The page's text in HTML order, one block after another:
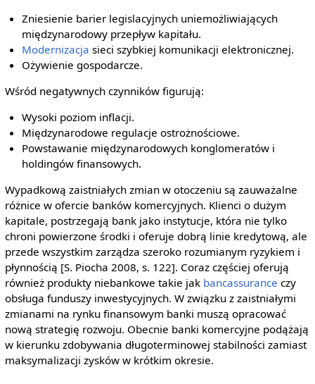
Zniesienie barier legislacyjnych uniemożliwiających
międzynarodowy przepływ kapitału.
Modernizacja sieci szybkiej komunikacji elektronicznej.
Ożywienie gospodarcze.
Wśród negatywnych czynników figurują:
Wysoki poziom inflacji.
Międzynarodowe regulacje ostrożnościowe.
Powstawanie międzynarodowych konglomeratów i
holdingów finansowych.
Wypadkową zaistniałych zmian w otoczeniu są zauważalne
różnice w ofercie banków komercyjnych. Klienci o dużym
kapitale, postrzegają bank jako instytucje, która nie tylko
chroni powierzone środki i oferuje dobrą linie kredytową, ale
przede wszystkim zarządza szeroko rozumianym ryzykiem i
płynnością [S. Piocha 2008, s. 122]. Coraz częściej oferują
również produkty niebankowe takie jak bancassurance czy
obsługa funduszy inwestycyjnych. W związku z zaistniałymi
zmianami na rynku finansowym banki muszą opracować
nową strategię rozwoju. Obecnie banki komercyjne podążają
w kierunku zdobywania długoterminowej stabilności zamiast
maksymalizacji zysków w krótkim okresie.